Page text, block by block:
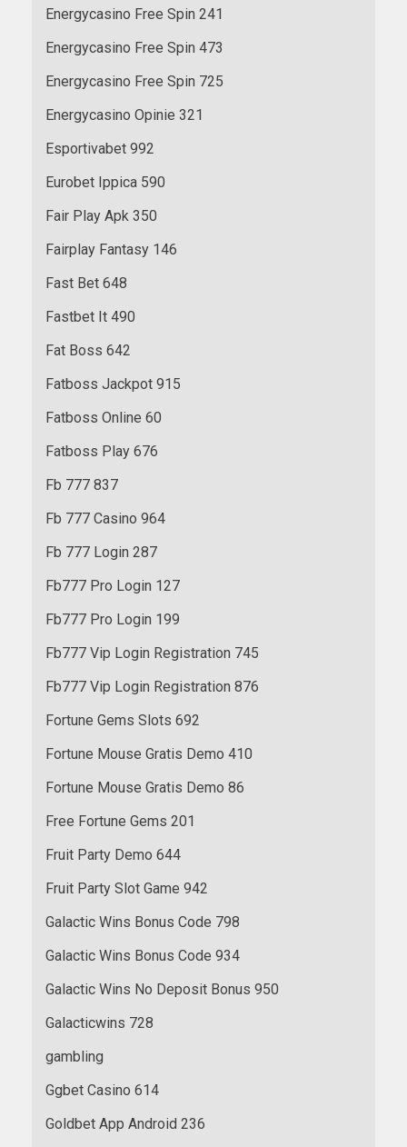
Energycasino Free Spin 241
Energycasino Free Spin 473
Energycasino Free Spin 725
Energycasino Opinie 321
Esportivabet 992
Eurobet Ippica 590
Fair Play Apk 350
Fairplay Fantasy 146
Fast Bet 648
Fastbet It 490
Fat Boss 642
Fatboss Jackpot 915
Fatboss Online 60
Fatboss Play 676
Fb 777 837
Fb 777 Casino 964
Fb 777 Login 287
Fb777 Pro Login 127
Fb777 Pro Login 199
Fb777 Vip Login Registration 745
Fb777 Vip Login Registration 876
Fortune Gems Slots 692
Fortune Mouse Gratis Demo 410
Fortune Mouse Gratis Demo 86
Free Fortune Gems 201
Fruit Party Demo 644
Fruit Party Slot Game 942
Galactic Wins Bonus Code 798
Galactic Wins Bonus Code 934
Galactic Wins No Deposit Bonus 950
Galacticwins 728
gambling
Ggbet Casino 614
Goldbet App Android 236